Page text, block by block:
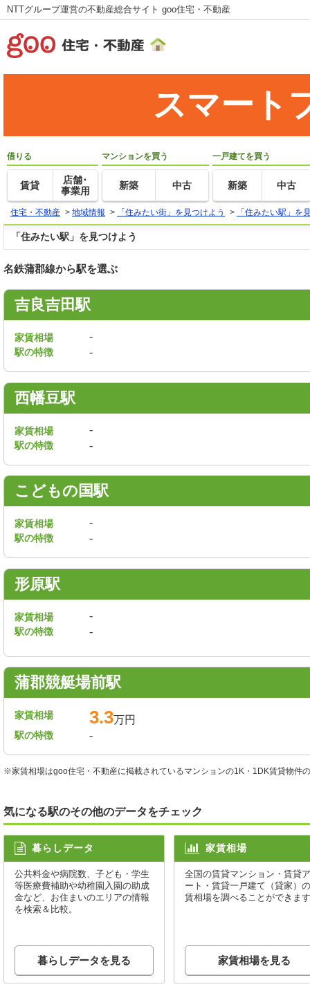
NTTグループ運営の不動産総合サイト goo住宅・不動産
スマート
借りる
賃貸
店舗･
事業用
マンションを買う
新築 中古
一戸建てを買う
新築 中古
住宅・不動産 > 地域情報 > 「住みたい街」を見つけよう > 「住みたい駅」を
「住みたい駅」を見つけよう
名鉄蒲郡線から駅を選ぶ
吉良吉田駅
家賃相場 -
駅の特徴 -
西幡豆駅
家賃相場 -
駅の特徴 -
こどもの国駅
家賃相場 -
駅の特徴 -
形原駅
家賃相場 -
駅の特徴 -
蒲郡競艇場前駅
家賃相場 3.3万円
駅の特徴 -
※家賃相場はgoo住宅・不動産に掲載されているマンションの1K・1DK賃貸物件
気になる駅のその他のデータをチェック
暮らしデータ
公共料金や病院数、子ども・学生
等医療費補助や幼稚園入園の助成
金など、お住まいのエリアの情報
を検索＆比較。
暮らしデータを見る
家賃相場
全国の賃貸マンション・賃貸
ート・賃貸一戸建て（貸家）
賃相場を調べることができま
家賃相場を見る